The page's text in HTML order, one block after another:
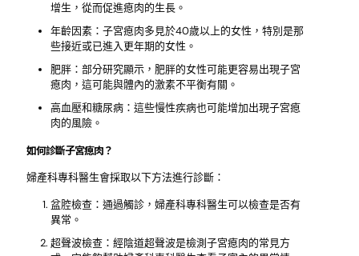
增生，從而促進瘜肉的生長。
年齡因素：子宮瘜肉多見於40歲以上的女性，特別是那
些接近或已進入更年期的女性。
肥胖：部分研究顯示，肥胖的女性可能更容易出現子宮
瘜肉，這可能與體內的激素不平衡有關。
高血壓和糖尿病：這些慢性疾病也可能增加出現子宮瘜
肉的風險。
如何診斷子宮瘜肉？
婦產科專科醫生會採取以下方法進行診斷：
盆腔檢查：通過觸診，婦產科專科醫生可以檢查是否有
異常。
超聲波檢查：經陰道超聲波是檢測子宮瘜肉的常見方